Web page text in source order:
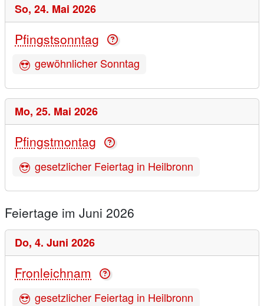
So, 24. Mai 2026
Pfingstsonntag
gewöhnlicher Sonntag
Mo, 25. Mai 2026
Pfingstmontag
gesetzlicher Feiertag in Heilbronn
Feiertage im Juni 2026
Do, 4. Juni 2026
Fronleichnam
gesetzlicher Feiertag in Heilbronn